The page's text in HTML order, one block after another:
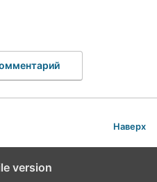
Наверх
version